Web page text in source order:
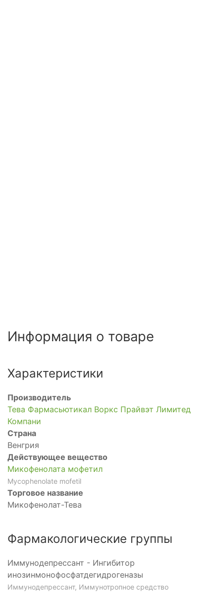
Информация о товаре
Характеристики
Производитель
Тева Фармасьютикал Воркс Прайвэт Лимитед
Компани
Страна
Венгрия
Действующее вещество
Микофенолата мофетил
Mycophenolate mofetil
Торговое название
Микофенолат-Тева
Фармакологические группы
Иммунодепрессант - Ингибитор
инозинмонофосфатдегидрогеназы
Иммунодепрессант, Иммунотропное средство